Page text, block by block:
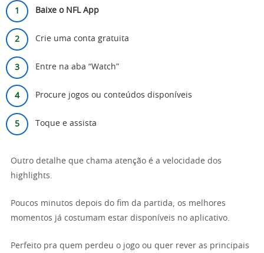
Baixe o NFL App
Crie uma conta gratuita
Entre na aba “Watch”
Procure jogos ou conteúdos disponíveis
Toque e assista
Outro detalhe que chama atenção é a velocidade dos
highlights.
Poucos minutos depois do fim da partida, os melhores
momentos já costumam estar disponíveis no aplicativo.
Perfeito pra quem perdeu o jogo ou quer rever as principais